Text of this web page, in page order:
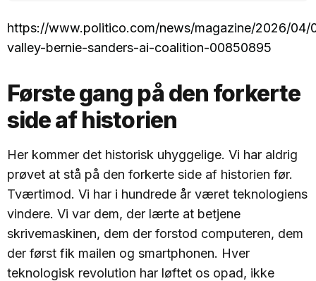
https://www.politico.com/news/magazine/2026/04/
valley-bernie-sanders-ai-coalition-00850895
Første gang på den forkerte
side af historien
Her kommer det historisk uhyggelige. Vi har aldrig
prøvet at stå på den forkerte side af historien før.
Tværtimod. Vi har i hundrede år været teknologiens
vindere. Vi var dem, der lærte at betjene
skrivemaskinen, dem der forstod computeren, dem
der først fik mailen og smartphonen. Hver
teknologisk revolution har løftet os opad, ikke